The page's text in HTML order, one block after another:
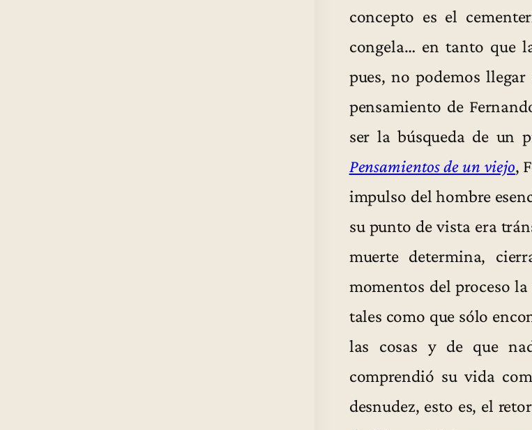
concepto es el
congela… en tanto que
pues, no podemos
pensamiento de
ser la búsqueda de un
Pensamientos de un viejo,
impulso del hombre
su punto de vista era
muerte determina,
momentos del proceso
tales como que sólo
las cosas y de que
comprendió su vida
desnudez, esto es, el